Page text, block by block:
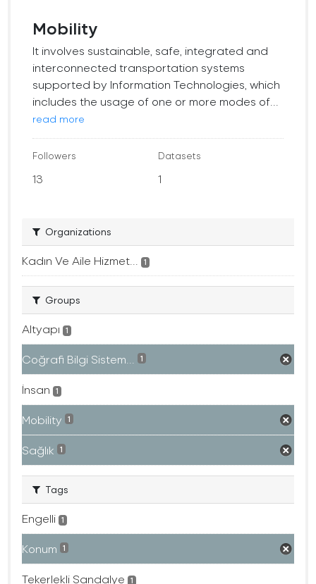
Mobility
It involves sustainable, safe, integrated and
interconnected transportation systems
supported by Information Technologies, which
includes the usage of one or more modes of...
read more
Followers
13
Datasets
1
Organizations
Kadın Ve Aile Hizmet... 1
Groups
Altyapı 1
Coğrafi Bilgi Sistem... 1
İnsan 1
Mobility 1
Sağlık 1
Tags
Engelli 1
Konum 1
Tekerlekli Sandalye 1